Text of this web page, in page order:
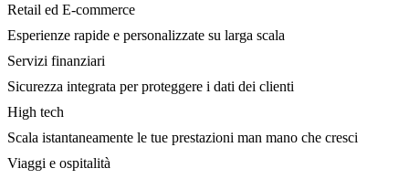
Retail ed E-commerce
Esperienze rapide e personalizzate su larga scala
Servizi finanziari
Sicurezza integrata per proteggere i dati dei clienti
High tech
Scala istantaneamente le tue prestazioni man mano che cresci
Viaggi e ospitalità